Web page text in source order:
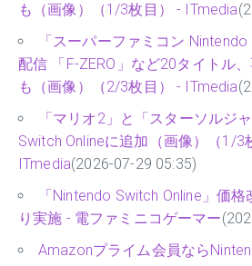
も（画像）（1/3枚目） - ITmedia
「スーパーファミコン
配信 「F-ZERO」など20タイトル
も（画像）（2/3枚目） - ITmedia
「マリオ2」と「スターソルジ
Switch Onlineに追加（画像）（1/3
ITmedia(2026-07-29 05:35)
「Nintendo Switch Online」価
り実施 - 電ファミニコゲーマー
Amazonプライム会員なら